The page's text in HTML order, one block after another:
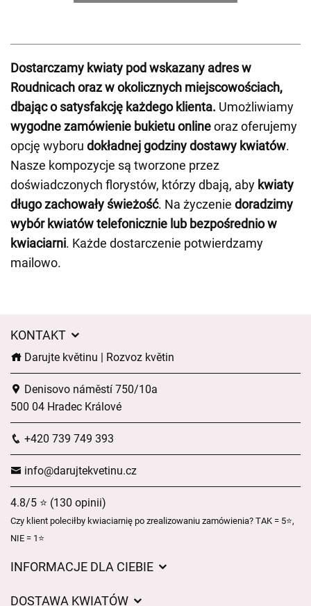
Dostarczamy kwiaty pod wskazany adres w
Roudnicach oraz w okolicznych miejscowościach,
dbając o satysfakcję każdego klienta. Umożliwiamy
wygodne zamówienie bukietu onlineoraz oferujemy
opcję wyboru dokładnej godziny dostawy kwiatów.
Nasze kompozycje są tworzone przez
doświadczonych florystów, którzy dbają, aby kwiaty
długo zachowały świeżość. Na życzenie doradzimy
wybór kwiatów telefonicznie lub bezpośrednio w
kwiaciarni. Każde dostarczenie potwierdzamy
mailowo.
KONTAKT
Darujte květinu | Rozvoz květin
Denisovo náměstí 750/10a
500 04 Hradec Králové
+420 739 749 393
info@darujtekvetinu.cz
4.8/5 ⭐ (130 opinii)
Czy klient poleciłby kwiaciarnię po zrealizowaniu zamówienia? TAK = 5⭐,
NIE = 1⭐
INFORMACJE DLA CIEBIE
DOSTAWA KWIATÓW